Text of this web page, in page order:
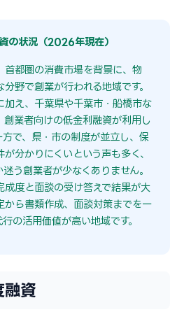
の状況（2026年現在）
首都圏の消費市場を背景に、物
野で創業が行われる地域です。
加え、千葉県や千葉市・船橋市な
創業者向けの低金利融資が利用し
で、県・市の制度が並立し、保
分かりにくいという声も多く、
う創業者が少なくありません。
度と面談の受け答えで結果が大
から書類作成、面談対策までを一
の活用価値が高い地域です。
融資